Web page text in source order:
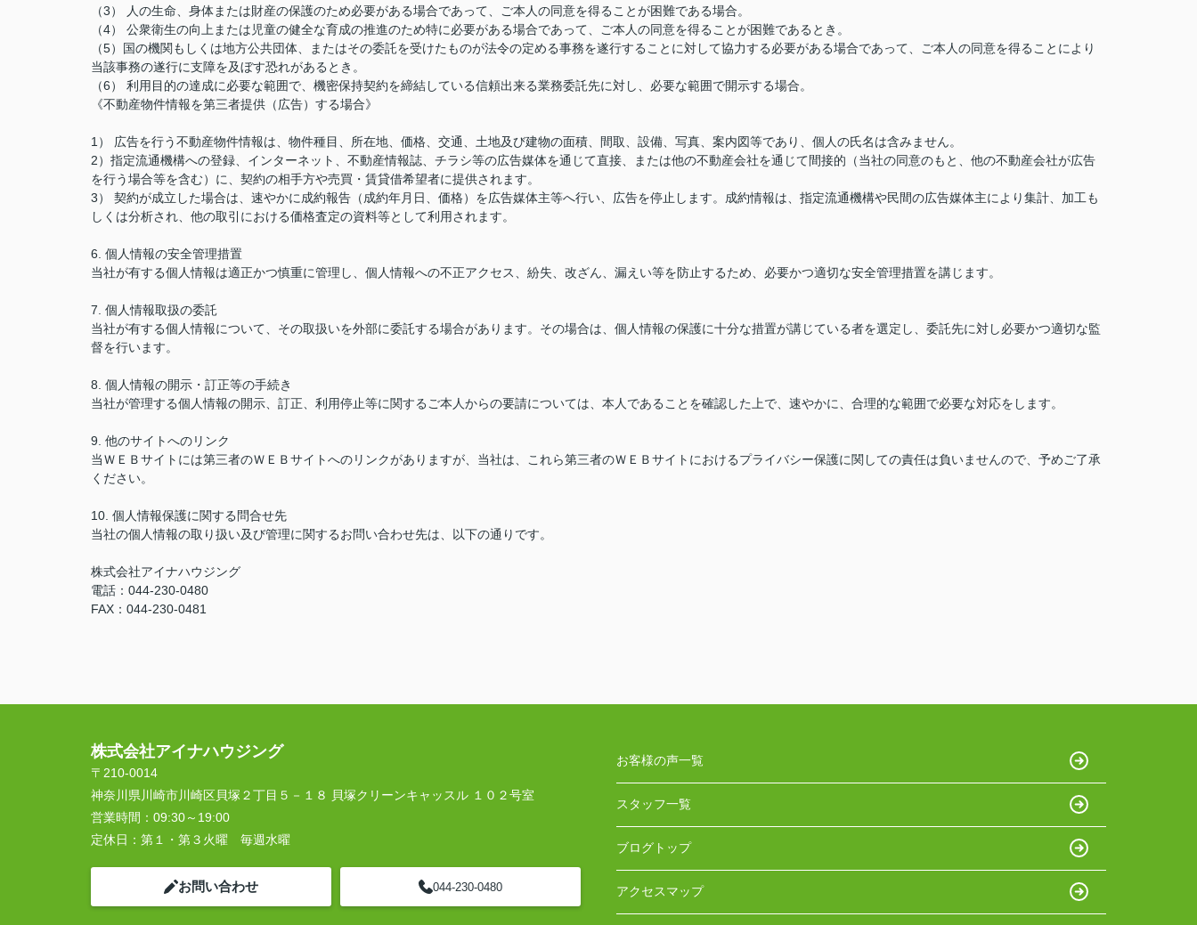
（3） 人の生命、身体または財産の保護のため必要がある場合であって、ご本人の同意を得ることが困難である場合。
（4） 公衆衛生の向上または児童の健全な育成の推進のため特に必要がある場合であって、ご本人の同意を得ることが困難であるとき。
（5）国の機関もしくは地方公共団体、またはその委託を受けたものが法令の定める事務を遂行することに対して協力する必要がある場合であって、ご本人の同意を得ることにより
当該事務の遂行に支障を及ぼす恐れがあるとき。
（6） 利用目的の達成に必要な範囲で、機密保持契約を締結している信頼出来る業務委託先に対し、必要な範囲で開示する場合。
《不動産物件情報を第三者提供（広告）する場合》
1） 広告を行う不動産物件情報は、物件種目、所在地、価格、交通、土地及び建物の面積、間取、設備、写真、案内図等であり、個人の氏名は含みません。
2）指定流通機構への登録、インターネット、不動産情報誌、チラシ等の広告媒体を通じて直接、または他の不動産会社を通じて間接的（当社の同意のもと、他の不動産会社が広告
を行う場合等を含む）に、契約の相手方や売買・賃貸借希望者に提供されます。
3） 契約が成立した場合は、速やかに成約報告（成約年月日、価格）を広告媒体主等へ行い、広告を停止します。成約情報は、指定流通機構や民間の広告媒体主により集計、加工も
しくは分析され、他の取引における価格査定の資料等として利用されます。
6. 個人情報の安全管理措置
当社が有する個人情報は適正かつ慎重に管理し、個人情報への不正アクセス、紛失、改ざん、漏えい等を防止するため、必要かつ適切な安全管理措置を講じます。
7. 個人情報取扱の委託
当社が有する個人情報について、その取扱いを外部に委託する場合があります。その場合は、個人情報の保護に十分な措置が講じている者を選定し、委託先に対し必要かつ適切な監
督を行います。
8. 個人情報の開示・訂正等の手続き
当社が管理する個人情報の開示、訂正、利用停止等に関するご本人からの要請については、本人であることを確認した上で、速やかに、合理的な範囲で必要な対応をします。
9. 他のサイトへのリンク
当ＷＥＢサイトには第三者のＷＥＢサイトへのリンクがありますが、当社は、これら第三者のＷＥＢサイトにおけるプライバシー保護に関しての責任は負いませんので、予めご了承
ください。
10. 個人情報保護に関する問合せ先
当社の個人情報の取り扱い及び管理に関するお問い合わせ先は、以下の通りです。
株式会社アイナハウジング
電話：044-230-0480
FAX：044-230-0481
株式会社アイナハウジング
〒210-0014
神奈川県川崎市川崎区貝塚２丁目５－１８ 貝塚クリーンキャッスル １０２号室
営業時間： 09:30～19:00
定休日： 第１・第３火曜 毎週水曜
お問い合わせ 044-230-0480
お客様の声一覧
スタッフ一覧
ブログトップ
アクセスマップ